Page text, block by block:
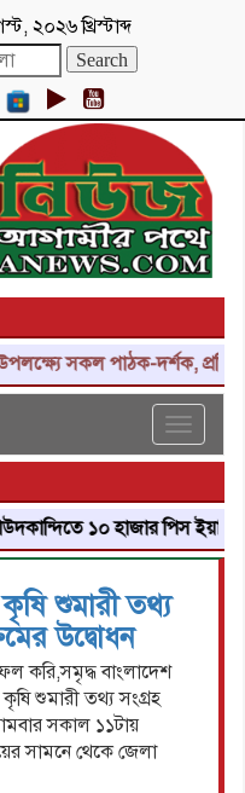
২০২৬ খ্রিস্টাব্দ
সকল পাঠক-দর্শক,
Toggle
১০ হাজার পিস ইয়াবা
শুমারী তথ্য
উদ্বোধন
করি,সমৃদ্ধ বাংলাদেশ
শুমারী তথ্য সংগ্রহ
সকাল ১১টায়
সামনে থেকে জেলা